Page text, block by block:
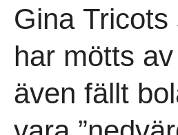
Gina
har mötts
även fällt